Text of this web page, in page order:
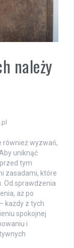
należy
również wyzwań,
uniknąć
tym
zasadami, które
Od sprawdzenia
aż po
każdy z tych
spokojnej
i